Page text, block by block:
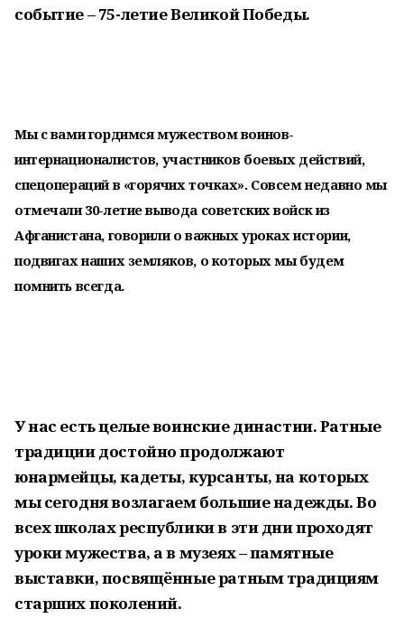
событие – 75-летие Великой Победы.
Мы с вами гордимся мужеством воинов-
интернационалистов, участников боевых действий,
спецопераций в «горячих точках». Совсем недавно мы
отмечали 30-летие вывода советских войск из
Афганистана, говорили о важных уроках истории,
подвигах наших земляков, о которых мы будем
помнить всегда.
У нас есть целые воинские династии. Ратные
традиции достойно продолжают
юнармейцы, кадеты, курсанты, на которых
мы сегодня возлагаем большие надежды. Во
всех школах республики в эти дни проходят
уроки мужества, а в музеях – памятные
выставки, посвящённые ратным традициям
старших поколений.